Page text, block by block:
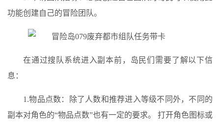
功能创建自己的冒险团队。
在通过搜队系统进入副本前，岛民们需要了解以下信
息：
1.物品点数：除了人数和推荐进入等级不同外，不同的
副本对角色的“物品点数”也有一定的要求。 打开角色图标或